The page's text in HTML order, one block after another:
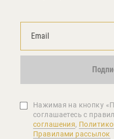
Нажимая на кнопку
соглашаетеcь с
соглашения,
Правилами рассылок